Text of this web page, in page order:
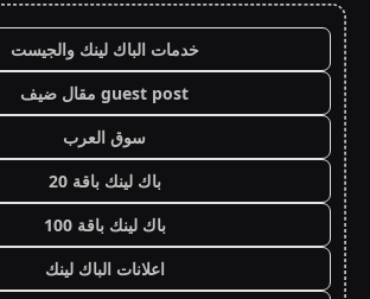
خدمات الباك لينك والجيست
guest post مقال ضيف
سوق العرب
باك لينك باقة 20
باك لينك باقة 100
اعلانات الباك لينك